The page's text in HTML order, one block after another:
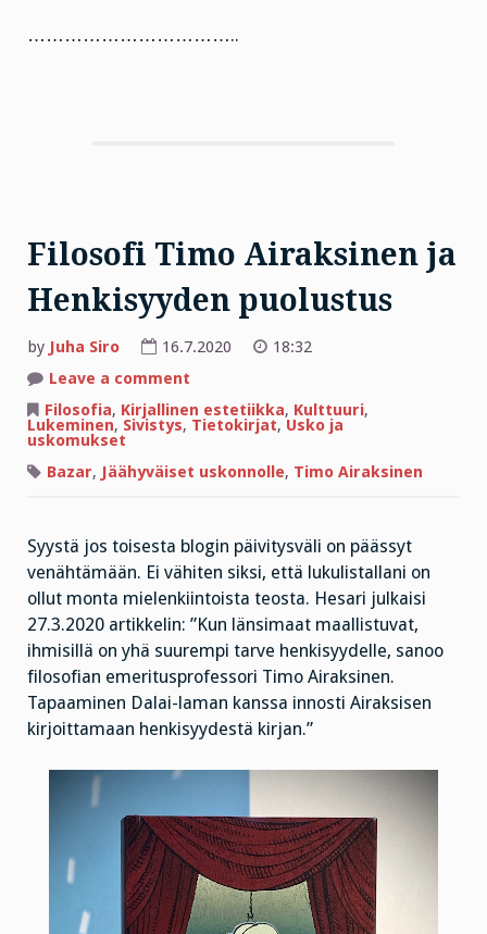
……………………………..
Filosofi Timo Airaksinen ja
Henkisyyden puolustus
by Juha Siro 16.7.2020
18:32
Leave a comment
Timo
Airaksinen
puolustus
Filosofia, Kirjallinen estetiikka, Kulttuuri,
Lukeminen, Sivistys, Tietokirjat, Usko ja
uskomukset
Bazar, Jäähyväiset uskonnolle, Timo Airaksinen
Syystä jos toisesta blogin päivitysväli on päässyt
venähtämään. Ei vähiten siksi, että lukulistallani on
ollut monta mielenkiintoista teosta. Hesari julkaisi
27.3.2020 artikkelin: ”Kun länsimaat maallistuvat,
ihmisillä on yhä suurempi tarve henkisyydelle, sanoo
filosofian emeritusprofessori Timo Airaksinen.
Tapaaminen Dalai-laman kanssa innosti Airaksisen
kirjoittamaan henkisyydestä kirjan.”